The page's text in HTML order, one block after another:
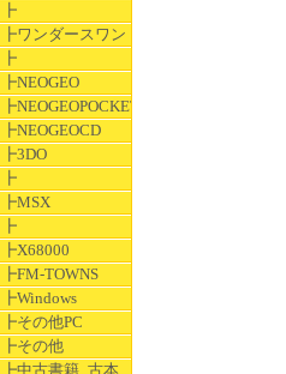
┣
┣ワンダースワン
┣
┣NEOGEO
┣NEOGEOPOCKET
┣NEOGEOCD
┣3DO
┣
┣MSX
┣
┣X68000
┣FM-TOWNS
┣Windows
┣その他PC
┣その他
┣中古書籍_古本